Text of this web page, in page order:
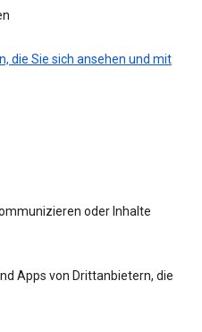
die Sie sich ansehen und mit
oder Inhalte
Apps von Drittanbietern, die